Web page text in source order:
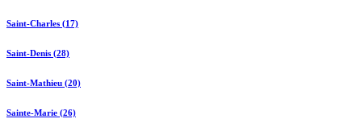
Saint-Charles (17)
Saint-Denis (28)
Saint-Mathieu (20)
Sainte-Marie (26)